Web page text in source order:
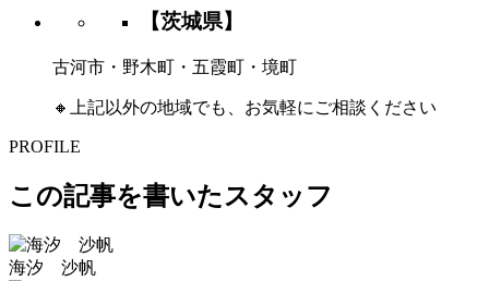
【茨城県】
古河市・野木町・五霞町・境町
🔸上記以外の地域でも、お気軽にご相談ください
PROFILE
この記事を書いたスタッフ
海汐 沙帆